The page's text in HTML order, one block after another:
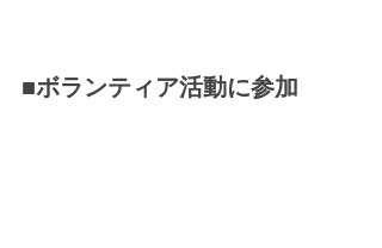
■ボランティア活動に参加